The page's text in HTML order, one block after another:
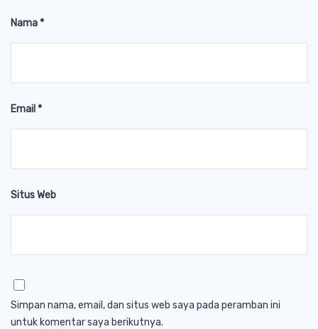
Nama*
Email *
Situs Web
Simpan nama, email, dan situs web saya pada peramban ini
untuk komentar saya berikutnya.